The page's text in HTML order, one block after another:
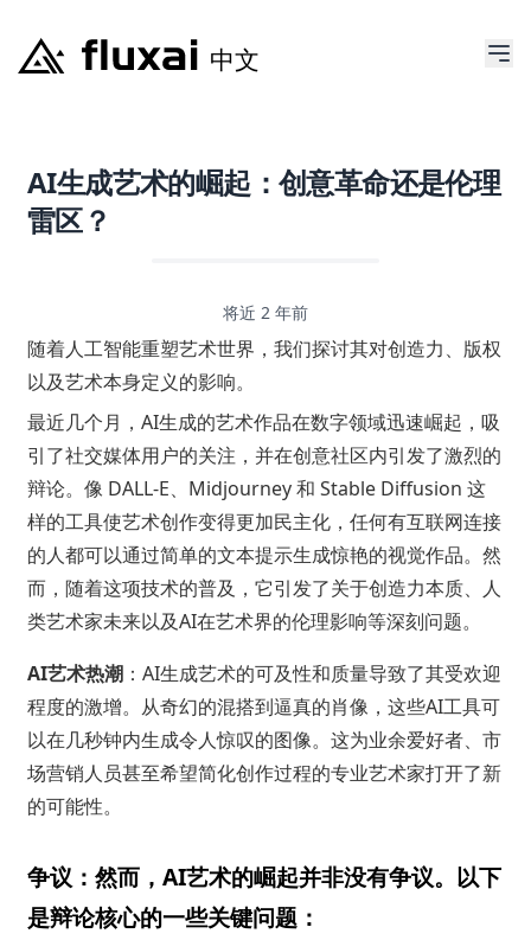
AI生成艺术的崛起：创意革命还是伦理
雷区？
将近 2 年前
随着人工智能重塑艺术世界，我们探讨其对创造力、版权
以及艺术本身定义的影响。
最近几个月，AI生成的艺术作品在数字领域迅速崛起，吸
引了社交媒体用户的关注，并在创意社区内引发了激烈的
辩论。像 DALL-E、Midjourney 和 Stable Diffusion 这
样的工具使艺术创作变得更加民主化，任何有互联网连接
的人都可以通过简单的文本提示生成惊艳的视觉作品。然
而，随着这项技术的普及，它引发了关于创造力本质、人
类艺术家未来以及AI在艺术界的伦理影响等深刻问题。
AI艺术热潮 ：AI生成艺术的可及性和质量导致了其受欢迎
程度的激增。从奇幻的混搭到逼真的肖像，这些AI工具可
以在几秒钟内生成令人惊叹的图像。这为业余爱好者、市
场营销人员甚至希望简化创作过程的专业艺术家打开了新
的可能性。
争议：然而，AI艺术的崛起并非没有争议。以下
是辩论核心的一些关键问题：